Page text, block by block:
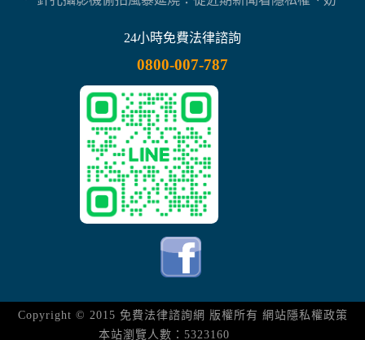
24小時免費法律諮詢
0800-007-787
Copyright © 2015 免費法律諮詢網 版權所有 網站隱私權政策
本站瀏覽人數：5323160